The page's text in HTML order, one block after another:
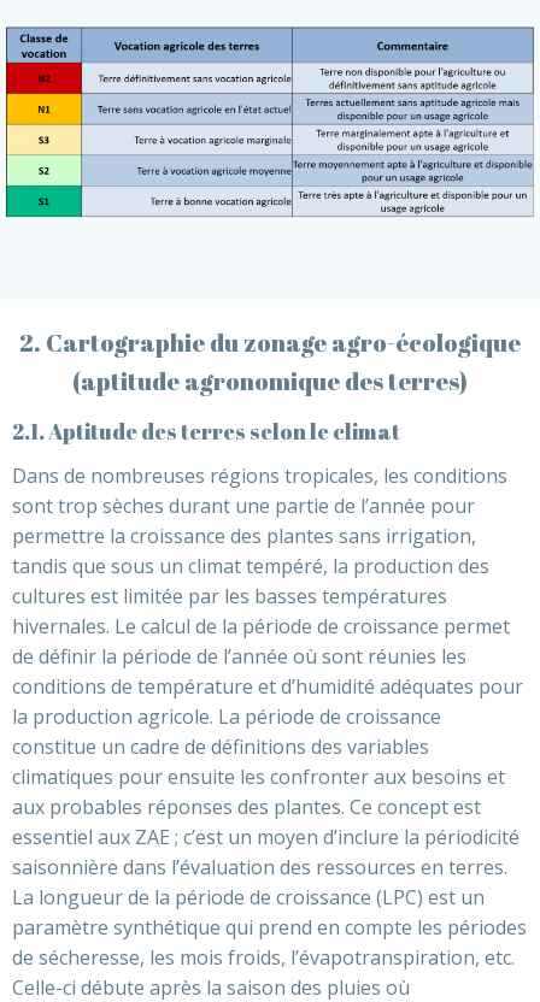
2. Cartographie du zonage agro-écologique
(aptitude agronomique des terres)
2.1. Aptitude des terres selon le climat
Dans de nombreuses régions tropicales, les conditions
sont trop sèches durant une partie de l’année pour
permettre la croissance des plantes sans irrigation,
tandis que sous un climat tempéré, la production des
cultures est limitée par les basses températures
hivernales. Le calcul de la période de croissance permet
de définir la période de l’année où sont réunies les
conditions de température et d’humidité adéquates pour
la production agricole. La période de croissance
constitue un cadre de définitions des variables
climatiques pour ensuite les confronter aux besoins et
aux probables réponses des plantes. Ce concept est
essentiel aux ZAE ; c’est un moyen d’inclure la périodicité
saisonnière dans l’évaluation des ressources en terres.
La longueur de la période de croissance (LPC) est un
paramètre synthétique qui prend en compte les périodes
de sécheresse, les mois froids, l’évapotranspiration, etc.
Celle-ci débute après la saison des pluies où